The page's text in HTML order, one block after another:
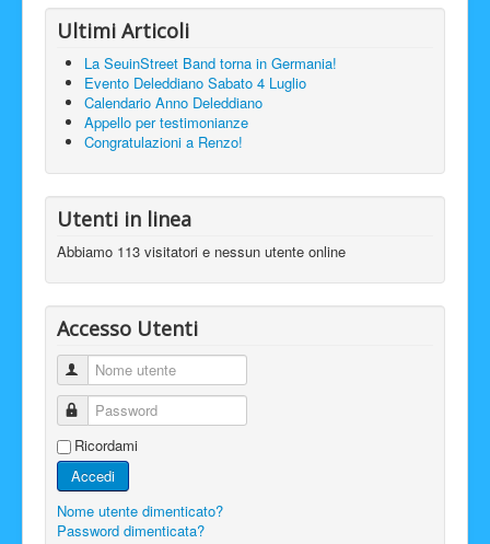
Ultimi Articoli
La SeuinStreet Band torna in Germania!
Evento Deleddiano Sabato 4 Luglio
Calendario Anno Deleddiano
Appello per testimonianze
Congratulazioni a Renzo!
Utenti in linea
Abbiamo 113 visitatori e nessun utente online
Accesso Utenti
Nome utente
Password
Ricordami
Accedi
Nome utente dimenticato?
Password dimenticata?